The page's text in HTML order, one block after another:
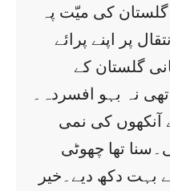
کی میّت پہ
پر اپنے پرائے
گلستان کے
تھی نہ بہو افسردہ۔
آنکھوں کی نمی
تھا چھوٹی
بہت دکھ دیے۔خیر